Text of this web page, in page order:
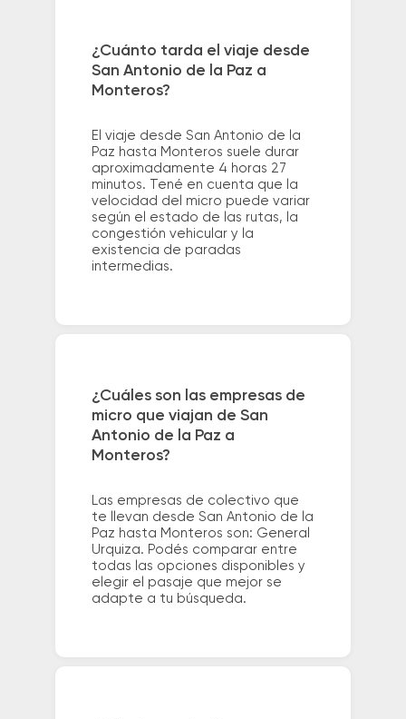
¿Cuánto tarda el viaje desde
San Antonio de la Paz a
Monteros?
El viaje desde San Antonio de la
Paz hasta Monteros suele durar
aproximadamente 4 horas 27
minutos. Tené en cuenta que la
velocidad del micro puede variar
según el estado de las rutas, la
congestión vehicular y la
existencia de paradas
intermedias.
¿Cuáles son las empresas de
micro que viajan de San
Antonio de la Paz a
Monteros?
Las empresas de colectivo que
te llevan desde San Antonio de la
Paz hasta Monteros son: General
Urquiza. Podés comparar entre
todas las opciones disponibles y
elegir el pasaje que mejor se
adapte a tu búsqueda.